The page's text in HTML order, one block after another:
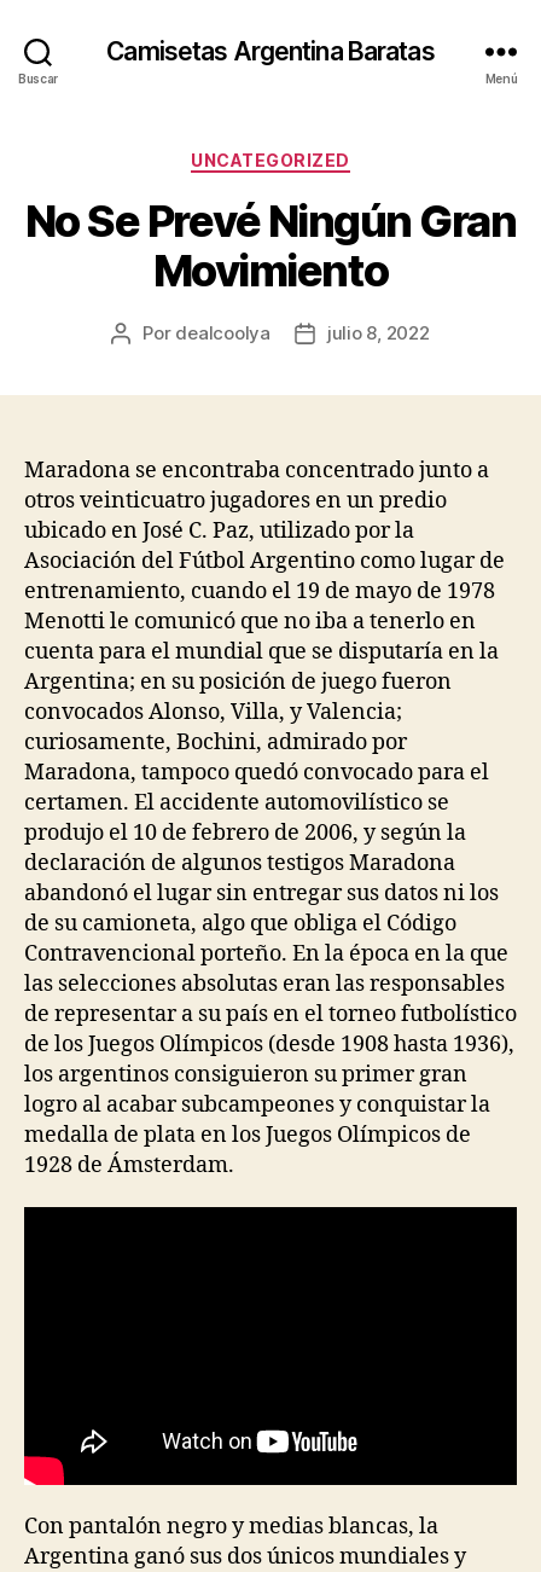
Buscar
Camisetas Argentina Baratas
Menú
Categorías
UNCATEGORIZED
No Se Prevé Ningún Gran
Movimiento
Autor
Por dealcoolya
Fechajulio 8, 2022
Maradona se encontraba concentrado junto a
otros veinticuatro jugadores en un predio
ubicado en José C. Paz, utilizado por la
Asociación del Fútbol Argentino como lugar de
entrenamiento, cuando el 19 de mayo de 1978
Menotti le comunicó que no iba a tenerlo en
cuenta para el mundial que se disputaría en la
Argentina; en su posición de juego fueron
convocados Alonso, Villa, y Valencia;
curiosamente, Bochini, admirado por
Maradona, tampoco quedó convocado para el
certamen. El accidente automovilístico se
produjo el 10 de febrero de 2006, y según la
declaración de algunos testigos Maradona
abandonó el lugar sin entregar sus datos ni los
de su camioneta, algo que obliga el Código
Contravencional porteño. En la época en la que
las selecciones absolutas eran las responsables
de representar a su país en el torneo futbolístico
de los Juegos Olímpicos (desde 1908 hasta 1936),
los argentinos consiguieron su primer gran
logro al acabar subcampeones y conquistar la
medalla de plata en los Juegos Olímpicos de
1928 de Ámsterdam.
Con pantalón negro y medias blancas, la
Argentina ganó sus dos únicos mundiales y